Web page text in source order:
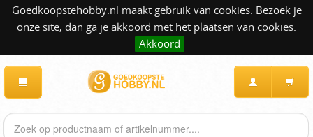
Goedkoopstehobby.nl maakt gebruik van cookies. Bezoek je
onze site, dan ga je akkoord met het plaatsen van cookies.
Akkoord